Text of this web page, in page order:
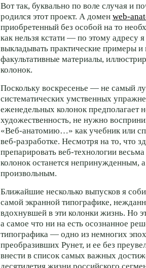
Вот так, буквально по воле случая и
родился этот проект. А домен web-
приобретенный без особой на то
как нельзя кстати — по этому адресу
выкладывать практические примеры и
факультативные материалы,
колонок.
Поскольку воскресенье — не самый
систематических умственных
еженедельных колонок предполагает
художественность, не нужно
«Веб-анатомию…» как учебник или
веб-разработке. Несмотря на то, что
препарировать веб-технологии
колонок останется непринужденным,
произвольным.
Ближайшие несколько выпусков я
самой экранной типографике,
вдохнувшей в эти колонки жизнь. Но
а самое что ни на есть осознанное
типографика — одно из немногих
преобразивших Рунет, и ее без
внести в список самых важных